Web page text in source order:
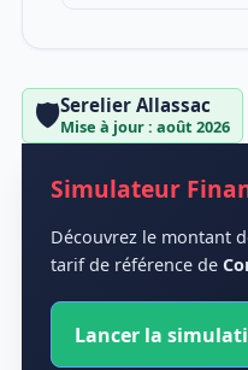
🛡️Serelier Allassac
Mise à jour : août 2026
Simulateur
Découvrez le montant
tarif de référence de
Lancer la